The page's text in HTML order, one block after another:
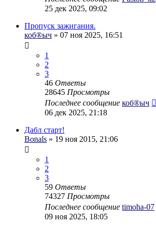
25 дек 2025, 09:02
Пропуск зажигания.
коб®ыч » 07 ноя 2025, 16:51
1
2
3
46 Ответы
28645 Просмотры
Последнее сообщение коб®ыч
06 дек 2025, 21:18
Дабл старт!
Bonals » 19 ноя 2015, 21:06
1
2
3
59 Ответы
74327 Просмотры
Последнее сообщение timoha-07
09 ноя 2025, 18:05